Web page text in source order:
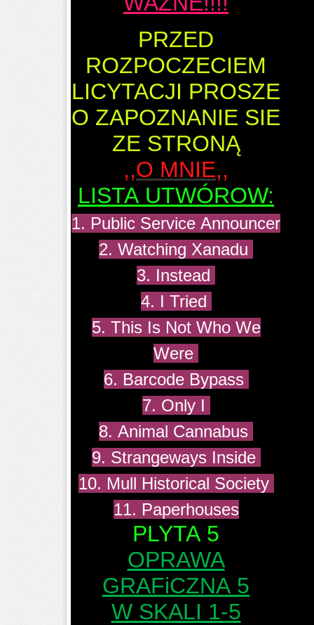
PRZED
ROZPOCZECIEM
LICYTACJI PROSZE
O ZAPOZNANIE SIE
ZE STRONĄ
,,O MNIE,,
LISTA UTWÓROW:
1. Public Service Announcer
2. Watching Xanadu
3. Instead
4. I Tried
5. This Is Not Who We
Were
6. Barcode Bypass
7. Only I
8. Animal Cannabus
9. Strangeways Inside
10. Mull Historical Society
11. Paperhouses
PLYTA 5
OPRAWA
GRAFiCZNA 5
W SKALI 1-5